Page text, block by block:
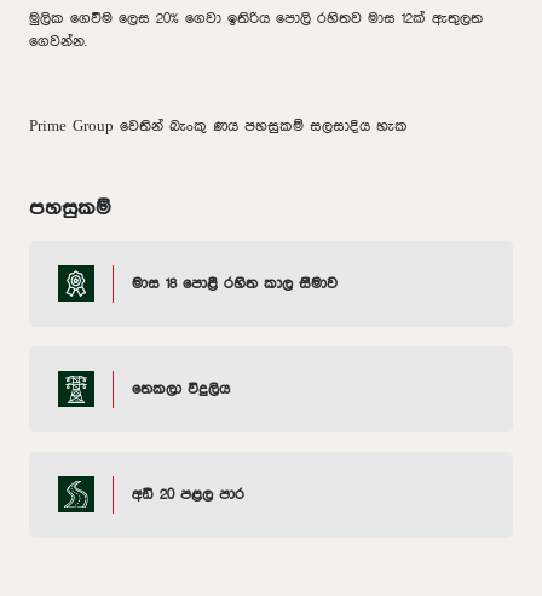
මුලික ගෙවීම ලෙස 20% ගෙවා ඉතිරිය පොලි රහිතව මාස 12ක් ඇතුලත
ගෙවන්න.
Prime Group වෙතින් බැංකු ණය පහසුකම් සලසාදිය හැක
පහසුකම්
මාස 18 පොළී රහිත කාල සීමාව
තෙකලා විදුලිය
අඩි 20 පළල පාර